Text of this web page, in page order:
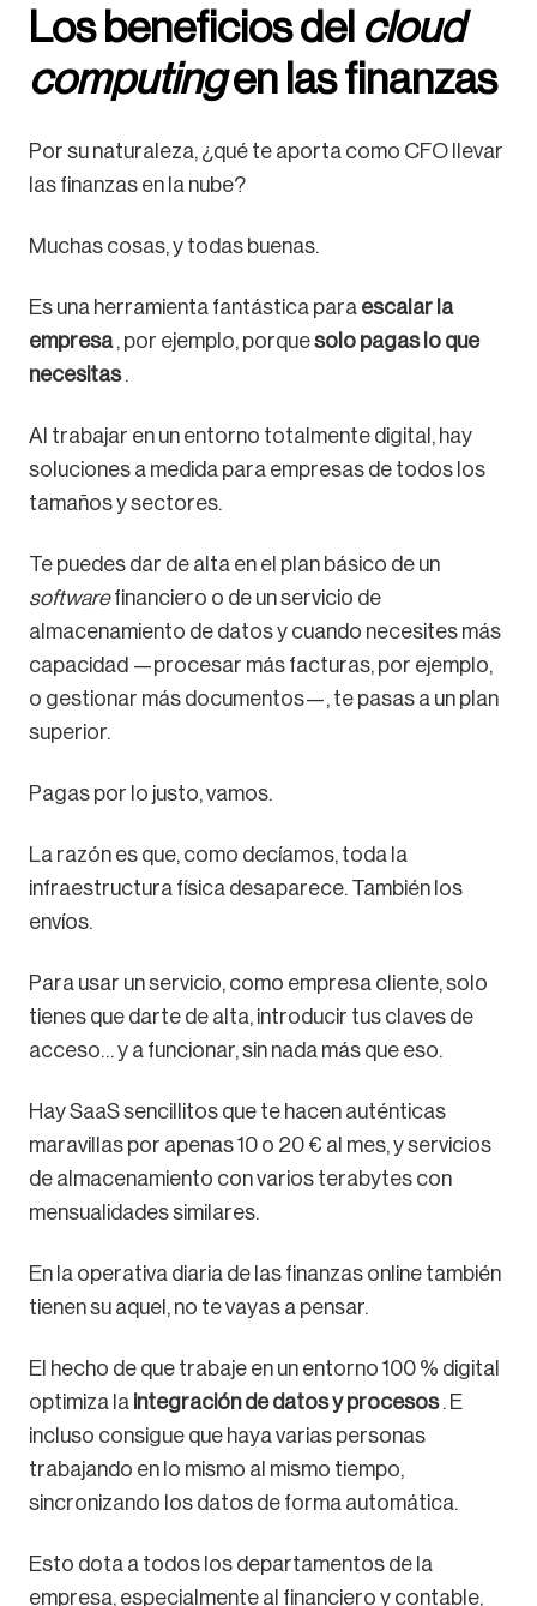
Los beneficios del cloud
computingen las finanzas
Por su naturaleza, ¿qué te aporta como CFO llevar
las finanzas en la nube?
Muchas cosas, y todas buenas.
Es una herramienta fantástica para escalar la
empresa, por ejemplo, porquesolo pagas lo que
necesitas.
Al trabajar en un entorno totalmente digital, hay
soluciones a medida para empresas de todos los
tamaños y sectores.
Te puedes dar de alta en el plan básico de un
softwarefinanciero o de un servicio de
almacenamiento de datos y cuando necesites más
capacidad —procesar más facturas, por ejemplo,
o gestionar más documentos—, te pasas a un plan
superior.
Pagas por lo justo, vamos.
La razón es que, como decíamos, toda la
infraestructura física desaparece. También los
envíos.
Para usar un servicio, como empresa cliente, solo
tienes que darte de alta, introducir tus claves de
acceso… y a funcionar, sin nada más que eso.
Hay SaaS sencillitos que te hacen auténticas
maravillas por apenas 10 o 20 € al mes, y servicios
de almacenamiento con varios terabytes con
mensualidades similares.
En la operativa diaria de las finanzas online también
tienen su aquel, no te vayas a pensar.
El hecho de que trabaje en un entorno 100 % digital
optimiza la integración de datos y procesos. E
incluso consigue que haya varias personas
trabajando en lo mismo al mismo tiempo,
sincronizando los datos de forma automática.
Esto dota a todos los departamentos de la
empresa, especialmente al financiero y contable,